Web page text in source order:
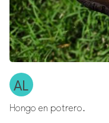
Hongo en potrero.